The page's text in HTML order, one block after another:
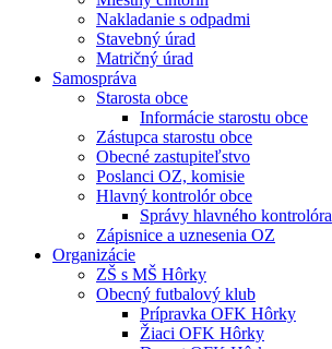
Nakladanie s odpadmi
Stavebný úrad
Matričný úrad
Samospráva
Starosta obce
Informácie starostu obce
Zástupca starostu obce
Obecné zastupiteľstvo
Poslanci OZ, komisie
Hlavný kontrolór obce
Správy hlavného kontrolóra
Zápisnice a uznesenia OZ
Organizácie
ZŠ s MŠ Hôrky
Obecný futbalový klub
Prípravka OFK Hôrky
Žiaci OFK Hôrky